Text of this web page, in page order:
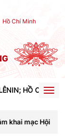
Hồ Chí Minh
HỒ CHÍ
Trung ương lần